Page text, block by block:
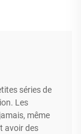
séries de
Les
même
avoir des